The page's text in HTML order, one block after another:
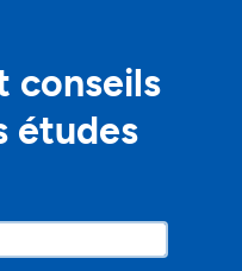
conseils
études